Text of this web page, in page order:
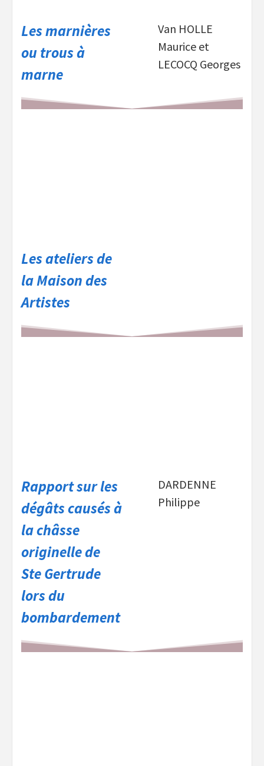
Les marnières
ou trous à
marne
Van HOLLE
Maurice et
LECOCQ Georges
Les ateliers de
la Maison des
Artistes
Rapport sur les
dégâts causés à
la châsse
originelle de
Ste Gertrude
lors du
bombardement
DARDENNE
Philippe